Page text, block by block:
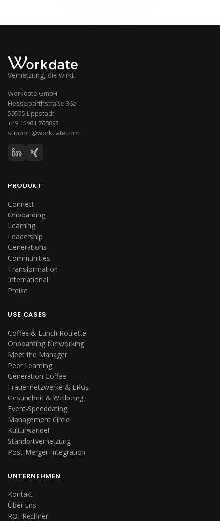
Vernetzung, die wirkt.
Workdate GmbH
Hesselbarthstraße 36a
59555 Lippstadt
+49 15901 768893
support@workdate.com
PRODUKT
Connect
Onboarding
Learning
Leadership
Generations
Communities
Transformation
International
Preise
USE CASES
Coffee & Lunch Roulette
Onboarding Networking
Meet the Manager
Peer Learning
Generation Coffee
Frauennetzwerke & ERGs
Gesundheit & Wellbeing
Event-Speeddating
Management Circle
Kulturwandel
Standortvernetzung
Post-Merger-Integration
UNTERNEHMEN
Kontakt
Über uns
ROI-Rechner